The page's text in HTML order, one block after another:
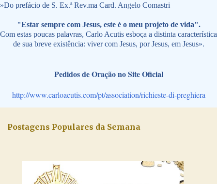
»Do prefácio de S. Ex.ª Rev.ma Card. Angelo Comastri
"Estar sempre com Jesus, este é o meu projeto de vida".
Com estas poucas palavras, Carlo Acutis esboça a distinta característica
de sua breve existência: viver com Jesus, por Jesus, em Jesus».
Pedidos de Oração no Site Oficial
http://www.carloacutis.com/pt/association/richieste-di-preghiera
Postagens Populares da Semana